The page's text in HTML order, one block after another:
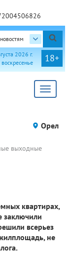
18+
2026 г.
воскресенье
Toggle
Орел
выходные
квартирах,
заключили
всерьез
не